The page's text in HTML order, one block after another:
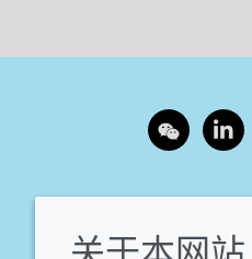
Wechat